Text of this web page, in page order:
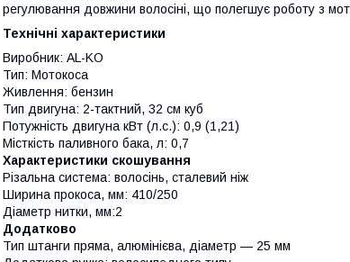
регулювання довжини волосіні, що полегшує роботу з
Технічні характеристики
Виробник: AL-KO
Тип: Мотокоса
Живлення: бензин
Тип двигуна: 2-тактний, 32 см куб
Потужність двигуна кВт (л.с.): 0,9 (1,21)
Місткість паливного бака, л: 0,7
Характеристики скошування
Різальна система: волосінь, сталевий ніж
Ширина прокоса, мм: 410/250
Діаметр нитки, мм:2
Додатково
Тип штанги пряма, алюмінієва, діаметр — 25 мм